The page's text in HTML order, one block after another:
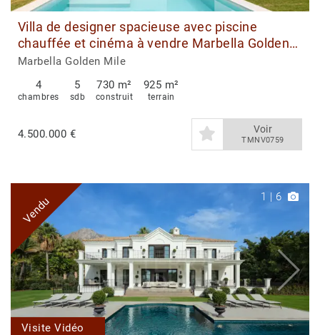
Villa de designer spacieuse avec piscine
chauffée et cinéma à vendre Marbella Golden
Mile
Marbella Golden Mile
4
chambres
5
sdb
730 m²
construit
925 m²
terrain
4.500.000 € Voir
TMNV0759
Vendu 1 | 6
Visite Vidéo